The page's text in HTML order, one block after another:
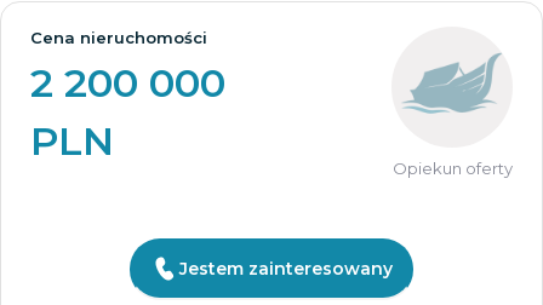
Cena nieruchomości
2 200 000
PLN
Opiekun oferty
Jestem zainteresowany